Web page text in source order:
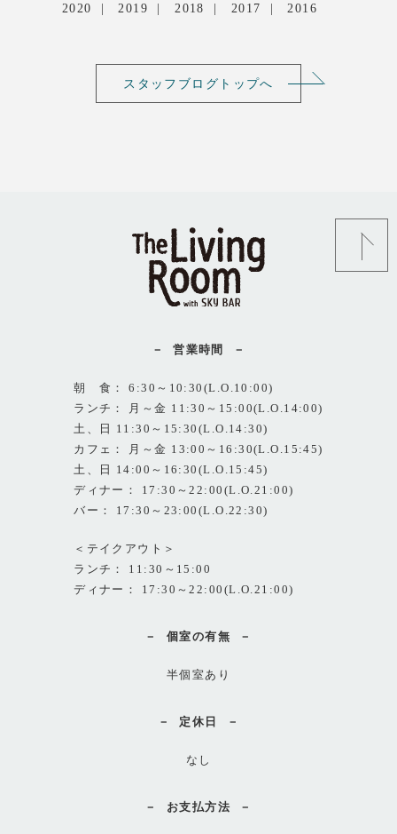
2020 2019 2018 2017 2016
スタッフブログトップへ
営業時間
朝 食： 6:30～10:30(L.O.10:00)
ランチ： 月～金 11:30～15:00(L.O.14:00)
土、日 11:30～15:30(L.O.14:30)
カフェ： 月～金 13:00～16:30(L.O.15:45)
土、日 14:00～16:30(L.O.15:45)
ディナー： 17:30～22:00(L.O.21:00)
バー： 17:30～23:00(L.O.22:30)
＜テイクアウト＞
ランチ： 11:30～15:00
ディナー： 17:30～22:00(L.O.21:00)
個室の有無
半個室あり
定休日
なし
お支払方法